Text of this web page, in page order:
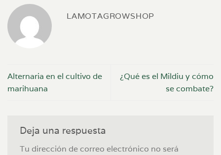
LAMOTAGROWSHOP
Alternaria en el cultivo de
marihuana
¿Qué es el Mildiu y cómo
se combate?
Deja una respuesta
Tu dirección de correo electrónico no será